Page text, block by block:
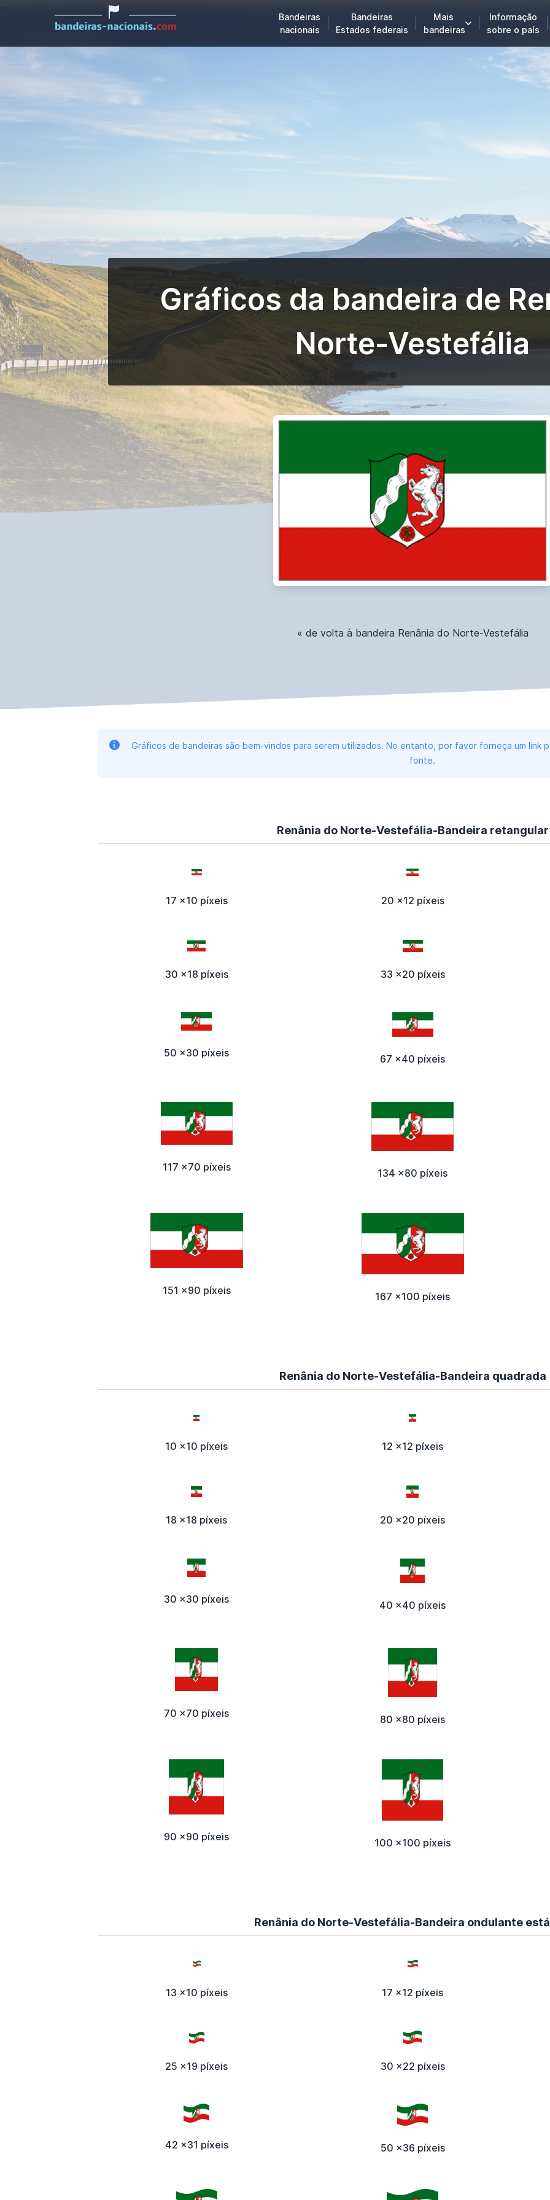
Bandeiras
nacionais
Bandeiras
Estados federais
Mais
bandeiras
Informação
sobre o país
Gráficos da bandeira de
Norte-Vestefália
« de volta à bandeira Renânia do Norte-Vestefália
Gráficos de bandeiras são bem-vindos para serem utilizados. No entanto, por favor forneça um link
fonte.
Renânia do Norte-Vestefália-Bandeira retangular
17 x10 píxeis 20 x12 píxeis
30 x18 píxeis 33 x20 píxeis
50 x30 píxeis 67 x40 píxeis
117 x70 píxeis 134 x80 píxeis
151 x90 píxeis 167 x100 píxeis
Renânia do Norte-Vestefália-Bandeira quadrada
10 x10 píxeis 12 x12 píxeis
18 x18 píxeis 20 x20 píxeis
30 x30 píxeis 40 x40 píxeis
70 x70 píxeis 80 x80 píxeis
90 x90 píxeis 100 x100 píxeis
Renânia do Norte-Vestefália-Bandeira ondulante
13 x10 píxeis 17 x12 píxeis
25 x19 píxeis 30 x22 píxeis
42 x31 píxeis 50 x36 píxeis